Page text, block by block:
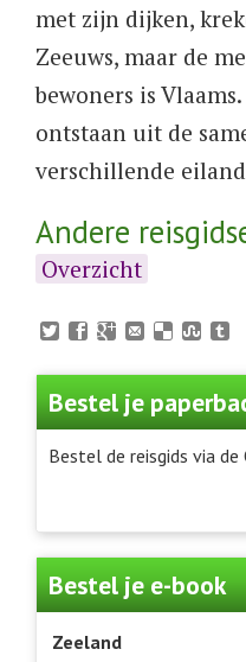
Bestel je
Bestel de reisgids via de
Bestel je e-book
Zeeland
met zijn dijken,
Zeeuws, maar de
bewoners is
ontstaan uit de
verschillende
Andere
Overzicht